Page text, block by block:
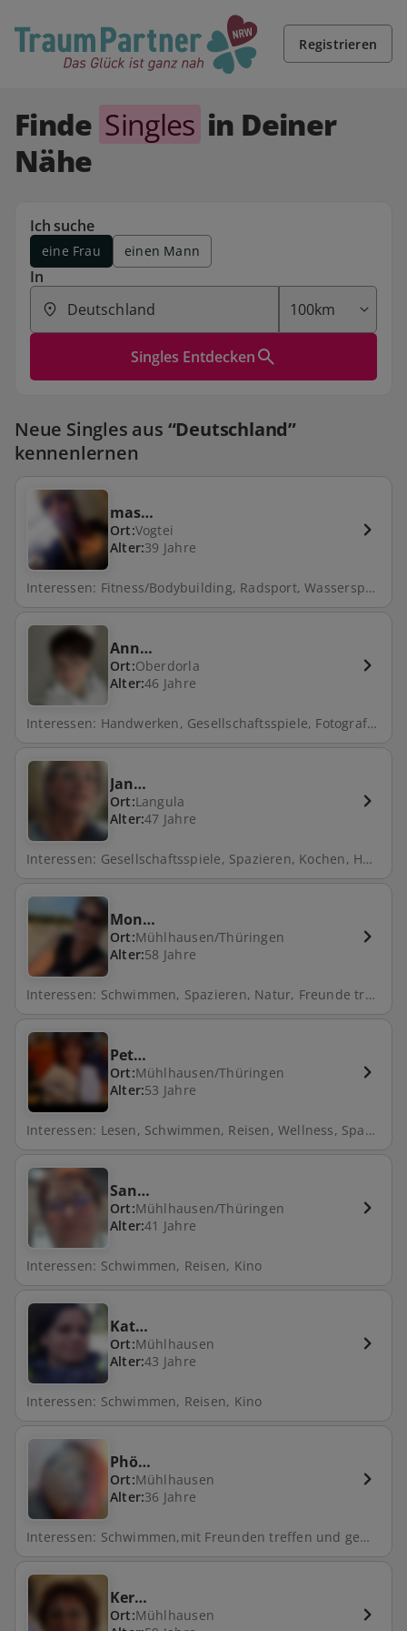
Registrieren
Finde Singles in Deiner
Nähe
Ich suche
eine Frau einen Mann
In
Singles Entdecken
Neue Singles aus “Deutschland”
kennenlernen
mas…
Ort:Vogtei
Alter:39 Jahre
Interessen: Fitness/Bodybuilding, Radsport, Wassersport, Shopping, Internet, Musikmachen, Malen/Zeichnen, Handwerken, Gesellschaftsspiele, Fotografieren, Lesen, Motorrad, Golf, Schwimmen, Reisen, Mountainbike, Radfahren, Musik, Walken, Wellness, Reiten, Fußball, Spazieren, Segeln, Laufen, Natur, Kochen, Tanzen, Camping, Zocken, Fahrrad fahren, Fitness, Tischtennis, Joggen, Angeln, Gartenarbeit, Klettern, Skifahren, Tauchen, Theater, Filme schauen, Backen
Ann…
Ort:Oberdorla
Alter:46 Jahre
Interessen: Handwerken, Gesellschaftsspiele, Fotografieren, Reisen, Radfahren, Spazieren, Natur, Freunde treffen, Fahrrad fahren
Jan…
Ort:Langula
Alter:47 Jahre
Interessen: Gesellschaftsspiele, Spazieren, Kochen, Hund
Mon…
Ort:Mühlhausen/Thüringen
Alter:58 Jahre
Interessen: Schwimmen, Spazieren, Natur, Freunde treffen, Gartenarbeit
Pet…
Ort:Mühlhausen/Thüringen
Alter:53 Jahre
Interessen: Lesen, Schwimmen, Reisen, Wellness, Spazieren, Natur, Kochen, Hund, Fahrrad fahren, Kino, Filme schauen, Backen
San…
Ort:Mühlhausen/Thüringen
Alter:41 Jahre
Interessen: Schwimmen, Reisen, Kino
Kat…
Ort:Mühlhausen
Alter:43 Jahre
Interessen: Schwimmen, Reisen, Kino
Phö…
Ort:Mühlhausen
Alter:36 Jahre
Interessen: Schwimmen,mit Freunden treffen und gemeinsam Zeit verbringen
Ker…
Ort:Mühlhausen